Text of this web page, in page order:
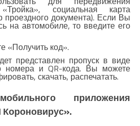
социальная карта
документа). Если Вы
на автомобиле, то введите его
«Получить код».
представлен пропуск в виде
номера и QR-кода. Вы можете
скачать, распечатать.
приложения